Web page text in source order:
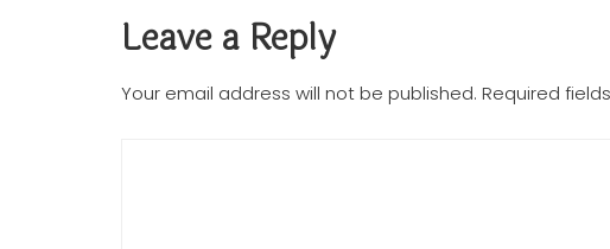
Leave a Reply
Your email address will not be published. Required